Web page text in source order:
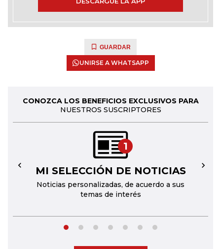
GUARDAR
UNIRSE A WHATSAPP
CONOZCA LOS BENEFICIOS EXCLUSIVOS PARA
NUESTROS SUSCRIPTORES
1
MI SELECCIÓN DE NOTICIAS
Noticias personalizadas, de acuerdo a sus
temas de interés
← →